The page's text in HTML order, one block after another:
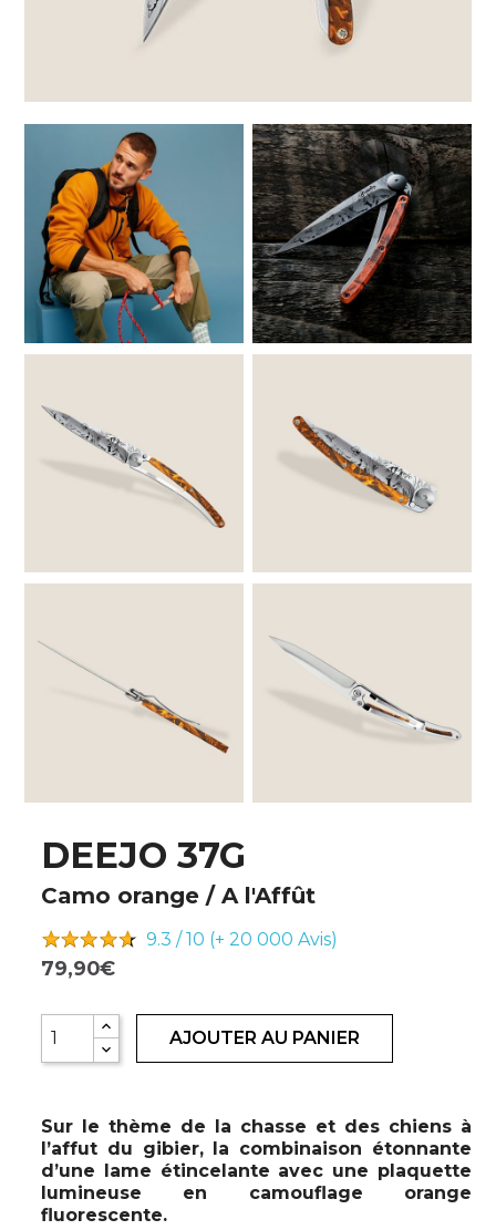
DEEJO 37G
Camo orange / A l'Affût
9.3 / 10 (+ 20 000 Avis)
79,90€
AJOUTER AU PANIER
Sur le thème de la chasse et des chiens à
l’affut du gibier, la combinaison étonnante
d’une lame étincelante avec une plaquette
lumineuse en camouflage orange
fluorescente.